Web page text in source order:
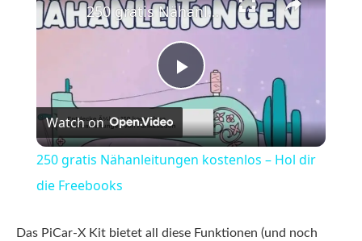
Play
Video
250 gratis Nähanleitungen kostenlos – Hol dir die Freebooks
Watch on
250 gratis Nähanleitungen kostenlos – Hol dir
die Freebooks
Das PiCar-X Kit bietet all diese Funktionen (und noch